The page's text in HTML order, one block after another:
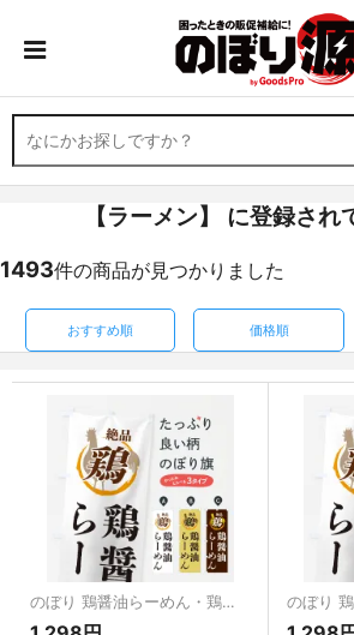
【ラーメン】 に登録され
1493件の商品が見つかりました
おすすめ順 価格順
のぼり 鶏醤油らーめん・鶏・鶏料理 のぼり旗